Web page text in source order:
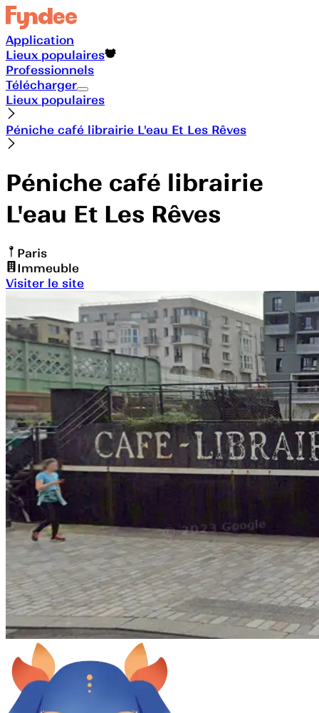
Application
Lieux populaires
Professionnels
Télécharger
Lieux populaires
Péniche café librairie L'eau Et Les Rêves
Péniche café librairie
L'eau Et Les Rêves
Paris
Immeuble
Visiter le site